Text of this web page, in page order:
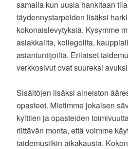
samalla kun uusia hankitaan
täydennystarpeiden lisäksi
kokonaislevytyksiä. Kysymme
asiakkailta, kollegoilta,
asiantuntijoilta. Erilaiset
verkkosivut ovat suureksi
Sisältöjen lisäksi aineiston
opasteet. Mietimme jokaisen
kylttien ja opasteiden
riittävän monta, että voimme
taidemusiikin aikakausia.